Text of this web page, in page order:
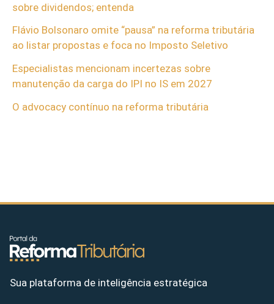
sobre dividendos; entenda
Flávio Bolsonaro omite “pausa” na reforma tributária
ao listar propostas e foca no Imposto Seletivo
Especialistas mencionam incertezas sobre
manutenção da carga do IPI no IS em 2027
O advocacy contínuo na reforma tributária
Sua plataforma de inteligência estratégica